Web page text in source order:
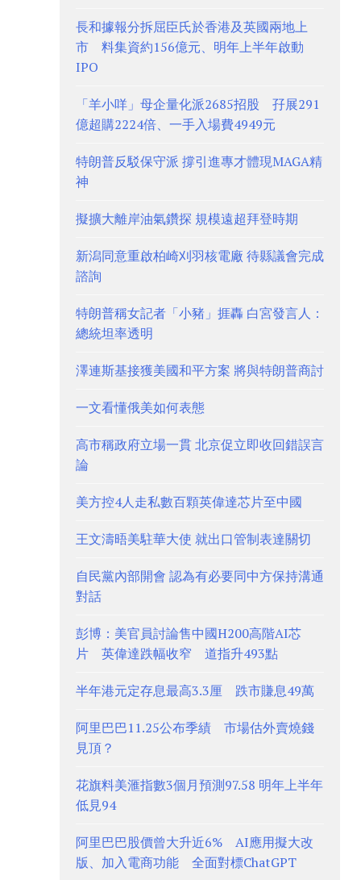
長和據報分拆屈臣氏於香港及英國兩地上
市 料集資約156億元、明年上半年啟動
IPO
「羊小咩」母企量化派2685招股 孖展291
億超購2224倍、一手入場費4949元
特朗普反駁保守派 撐引進專才體現MAGA精
神
擬擴大離岸油氣鑽探 規模遠超拜登時期
新潟同意重啟柏崎刈羽核電廠 待縣議會完成
諮詢
特朗普稱女記者「小豬」捱轟 白宮發言人：
總統坦率透明
澤連斯基接獲美國和平方案 將與特朗普商討
一文看懂俄美如何表態
高市稱政府立場一貫 北京促立即收回錯誤言
論
美方控4人走私數百顆英偉達芯片至中國
王文濤晤美駐華大使 就出口管制表達關切
自民黨內部開會 認為有必要同中方保持溝通
對話
彭博：美官員討論售中國H200高階AI芯
片 英偉達跌幅收窄 道指升493點
半年港元定存息最高3.3厘 跌市賺息49萬
阿里巴巴11.25公布季績 市場估外賣燒錢
見頂？
花旗料美滙指數3個月預測97.58 明年上半年
低見94
阿里巴巴股價曾大升近6% AI應用擬大改
版、加入電商功能 全面對標ChatGPT